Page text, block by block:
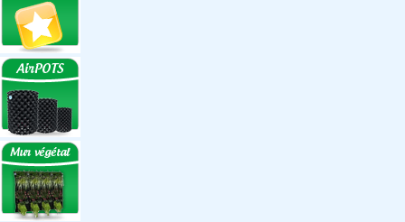
Réflecteurs ECO
Réflecteurs
Accessoires
Box Discount
Box par marque
Hortibox
Homebox
Dark Room II